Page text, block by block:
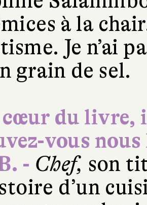
à la
Je n’ai
grain de sel.
du livre,
vous
- Chef, son
d’un